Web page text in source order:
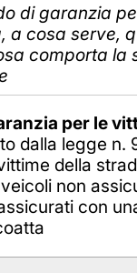
di garanzia
a cosa serve,
comporta la
per le
dalla legge n.
della
non
con